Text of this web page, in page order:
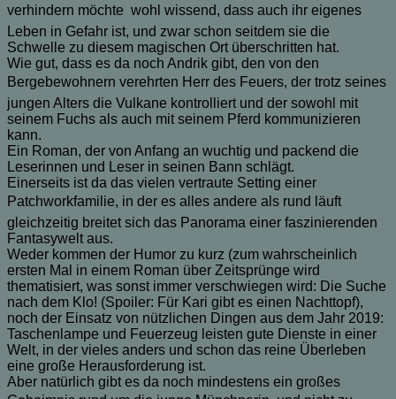
verhindern möchte  wohl wissend, dass auch ihr eigenes
Leben in Gefahr ist, und zwar schon seitdem sie die
Schwelle zu diesem magischen Ort überschritten hat.
Wie gut, dass es da noch Andrik gibt, den von den
Bergebewohnern verehrten Herr des Feuers, der trotz seines
jungen Alters die Vulkane kontrolliert und der sowohl mit
seinem Fuchs als auch mit seinem Pferd kommunizieren
kann.
Ein Roman, der von Anfang an wuchtig und packend die
Leserinnen und Leser in seinen Bann schlägt.
Einerseits ist da das vielen vertraute Setting einer
Patchworkfamilie, in der es alles andere als rund läuft 
gleichzeitig breitet sich das Panorama einer faszinierenden
Fantasywelt aus.
Weder kommen der Humor zu kurz (zum wahrscheinlich
ersten Mal in einem Roman über Zeitsprünge wird
thematisiert, was sonst immer verschwiegen wird: Die Suche
nach dem Klo! (Spoiler: Für Kari gibt es einen Nachttopf),
noch der Einsatz von nützlichen Dingen aus dem Jahr 2019:
Taschenlampe und Feuerzeug leisten gute Dienste in einer
Welt, in der vieles anders und schon das reine Überleben
eine große Herausforderung ist.
Aber natürlich gibt es da noch mindestens ein großes